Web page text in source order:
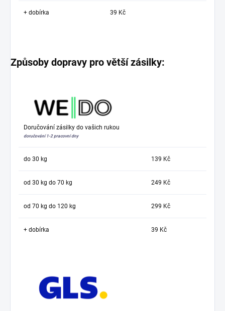
+ dobírka 39 Kč
Způsoby dopravy pro větší zásilky:
Doručování zásilky do vašich rukou
doručování 1-2 pracovní dny
do 30 kg 139 Kč
od 30 kg do 70 kg 249 Kč
od 70 kg do 120 kg 299 Kč
+ dobírka 39 Kč